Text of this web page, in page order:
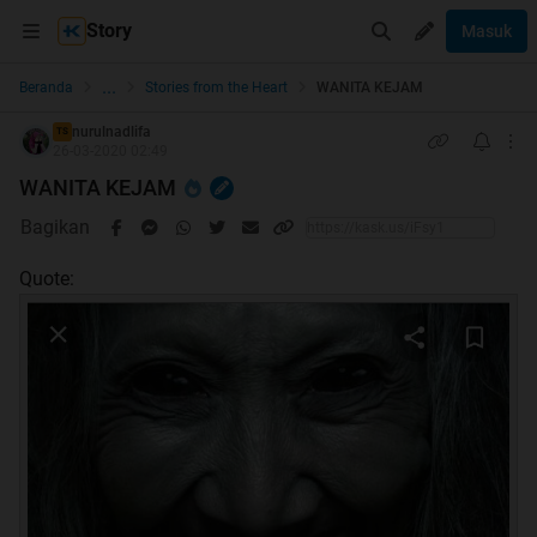
Story Masuk
Beranda ... Stories from the Heart WANITA KEJAM
TS nurulnadlifa
WANITA KEJAM
Bagikan
Quote: